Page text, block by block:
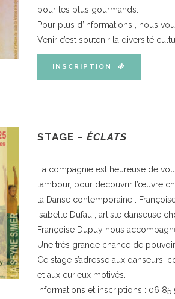
pour les plus gourmands.
Pour plus d’informations , nous
Venir c’est soutenir la diversité
INSCRIPTION
STAGE – ÉCLATS
La compagnie est heureuse de
tambour, pour découvrir l’œuvre
la Danse contemporaine :
Isabelle Dufau , artiste danseuse
Françoise Dupuy nous
Une très grande chance de
Ce stage s’adresse aux danseurs,
et aux curieux motivés.
Informations et inscriptions : 06